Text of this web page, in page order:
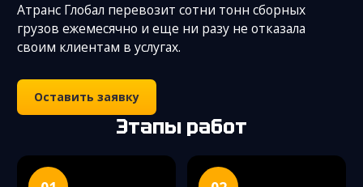
Атранс Глобал перевозит сотни тонн сборных
грузов ежемесячно и еще ни разу не отказала
своим клиентам в услугах.
Оставить заявку
Этапы работ